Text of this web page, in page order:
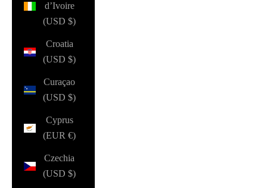
d’Ivoire
(USD $)
Croatia
(USD $)
Curaçao
(USD $)
Cyprus
(EUR €)
Czechia
(USD $)